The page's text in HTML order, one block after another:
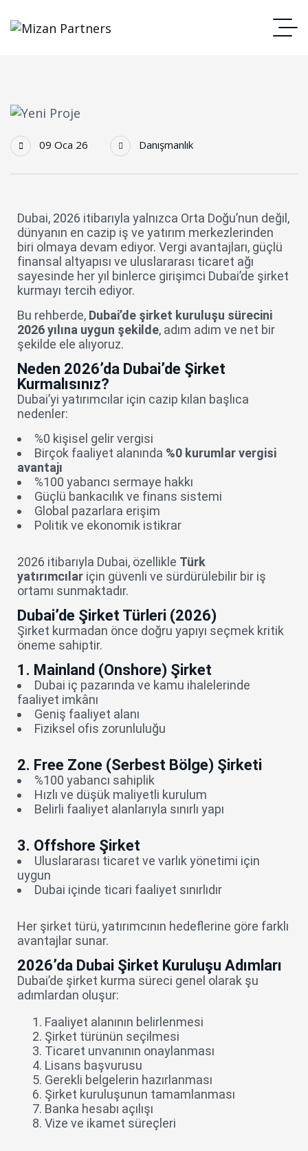
09 Oca 26 Danışmanlık
Dubai, 2026 itibarıyla yalnızca Orta Doğu’nun değil,
dünyanın en cazip iş ve yatırım merkezlerinden
biri olmaya devam ediyor. Vergi avantajları, güçlü
finansal altyapısı ve uluslararası ticaret ağı
sayesinde her yıl binlerce girişimci Dubai’de şirket
kurmayı tercih ediyor.
Bu rehberde, Dubai’de şirket kuruluşu sürecini
2026 yılına uygun şekilde, adım adım ve net bir
şekilde ele alıyoruz.
Neden 2026’da Dubai’de Şirket
Kurmalısınız?
Dubai’yi yatırımcılar için cazip kılan başlıca
nedenler:
%0 kişisel gelir vergisi
Birçok faaliyet alanında %0 kurumlar vergisi
avantajı
%100 yabancı sermaye hakkı
Güçlü bankacılık ve finans sistemi
Global pazarlara erişim
Politik ve ekonomik istikrar
2026 itibarıyla Dubai, özellikle Türk
yatırımcılar için güvenli ve sürdürülebilir bir iş
ortamı sunmaktadır.
Dubai’de Şirket Türleri (2026)
Şirket kurmadan önce doğru yapıyı seçmek kritik
öneme sahiptir.
1. Mainland (Onshore) Şirket
Dubai iç pazarında ve kamu ihalelerinde
faaliyet imkânı
Geniş faaliyet alanı
Fiziksel ofis zorunluluğu
2. Free Zone (Serbest Bölge) Şirketi
%100 yabancı sahiplik
Hızlı ve düşük maliyetli kurulum
Belirli faaliyet alanlarıyla sınırlı yapı
3. Offshore Şirket
Uluslararası ticaret ve varlık yönetimi için
uygun
Dubai içinde ticari faaliyet sınırlıdır
Her şirket türü, yatırımcının hedeflerine göre farklı
avantajlar sunar.
2026’da Dubai Şirket Kuruluşu Adımları
Dubai’de şirket kurma süreci genel olarak şu
adımlardan oluşur:
Faaliyet alanının belirlenmesi
Şirket türünün seçilmesi
Ticaret unvanının onaylanması
Lisans başvurusu
Gerekli belgelerin hazırlanması
Şirket kuruluşunun tamamlanması
Banka hesabı açılışı
Vize ve ikamet süreçleri